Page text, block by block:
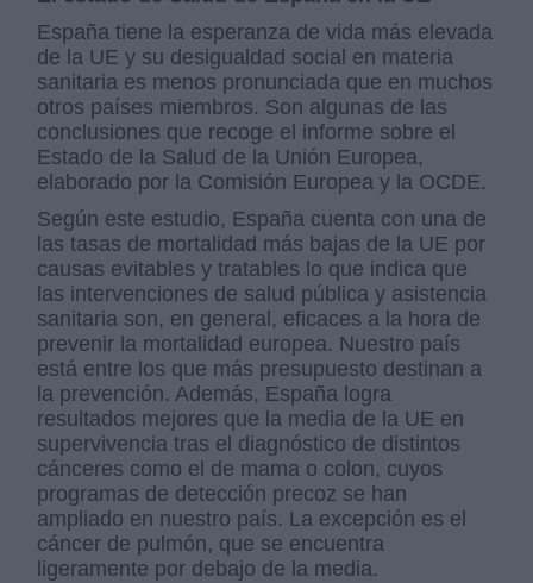
España tiene la esperanza de vida más elevada
de la UE y su desigualdad social en materia
sanitaria es menos pronunciada que en muchos
otros países miembros. Son algunas de las
conclusiones que recoge el informe sobre el
Estado de la Salud de la Unión Europea,
elaborado por la Comisión Europea y la OCDE.
Según este estudio, España cuenta con una de
las tasas de mortalidad más bajas de la UE por
causas evitables y tratables lo que indica que
las intervenciones de salud pública y asistencia
sanitaria son, en general, eficaces a la hora de
prevenir la mortalidad europea. Nuestro país
está entre los que más presupuesto destinan a
la prevención. Además, España logra
resultados mejores que la media de la UE en
supervivencia tras el diagnóstico de distintos
cánceres como el de mama o colon, cuyos
programas de detección precoz se han
ampliado en nuestro país. La excepción es el
cáncer de pulmón, que se encuentra
ligeramente por debajo de la media.